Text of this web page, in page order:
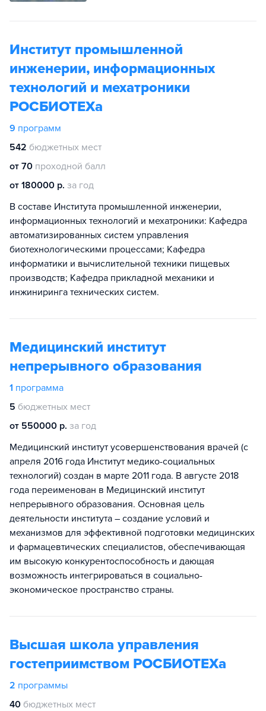
Институт промышленной
инженерии, информационных
технологий и мехатроники
РОСБИОТЕХа
9 программ
542 бюджетных мест
от 70 проходной балл
от 180000 р. за год
В составе Института промышленной инженерии,
информационных технологий и мехатроники: Кафедра
автоматизированных систем управления
биотехнологическими процессами; Кафедра
информатики и вычислительной техники пищевых
производств; Кафедра прикладной механики и
инжиниринга технических систем.
Медицинский институт
непрерывного образования
1 программа
5 бюджетных мест
от 550000 р. за год
Медицинский институт усовершенствования врачей (с
апреля 2016 года Институт медико-социальных
технологий) создан в марте 2011 года. В августе 2018
года переименован в Медицинский институт
непрерывного образования. Основная цель
деятельности института – создание условий и
механизмов для эффективной подготовки медицинских
и фармацевтических специалистов, обеспечивающая
им высокую конкурентоспособность и дающая
возможность интегрироваться в социально-
экономическое пространство страны.
Высшая школа управления
гостеприимством РОСБИОТЕХа
2 программы
40 бюджетных мест